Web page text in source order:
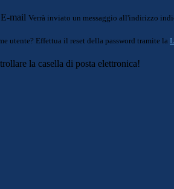
E-mail Verrà inviato un messaggio all'indirizzo
utente? Effettua il reset della password tramite la
la casella di posta elettronica!